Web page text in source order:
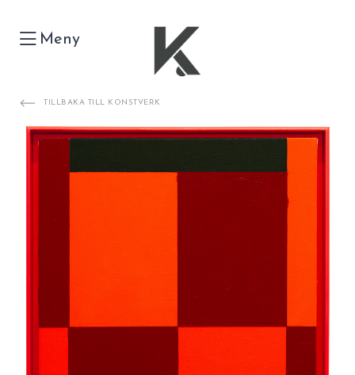
Meny
TILLBAKA TILL KONSTVERK